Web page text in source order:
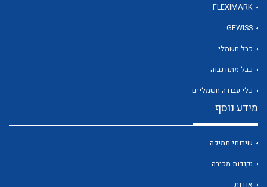
FLEXIMARK
GEWISS
כבל חשמלי
כבל מתח גבוה
כלי עבודה חשמליים
מידע נוסף
שירותי תמיכה
נקודות מכירה
אודות